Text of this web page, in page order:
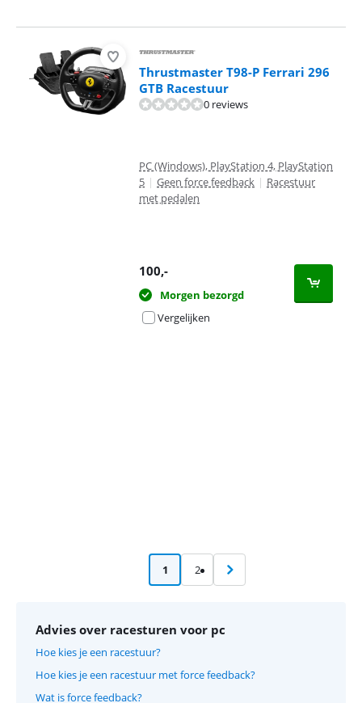
Thrustmaster T98-P Ferrari 296
GTB Racestuur
0 reviews
PC (Windows), PlayStation 4, PlayStation
5 | Geen force feedback | Racestuur
met pedalen
100,-
Morgen bezorgd
Vergelijken
1 2
Advies over racesturen voor pc
Hoe kies je een racestuur?
Hoe kies je een racestuur met force feedback?
Wat is force feedback?